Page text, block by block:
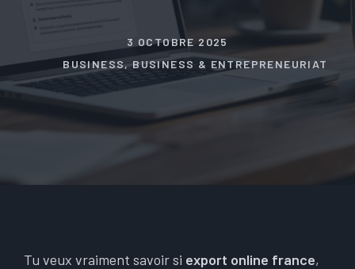
3 OCTOBRE 2025
BUSINESS,BUSINESS & ENTREPRENEURIAT
Tu veux vraiment savoir si export online france,